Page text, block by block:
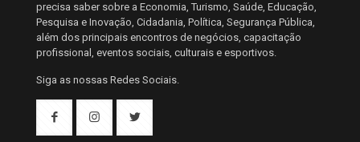
precisa saber sobre a Economia, Turismo, Saúde, Educação,
Pesquisa e Inovação, Cidadania, Política, Segurança Pública,
além dos principais encontros de negócios, capacitação
profissional, eventos sociais, culturais e esportivos.
Siga as nossas Redes Sociais.